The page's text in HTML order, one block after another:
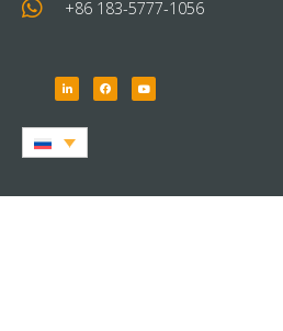
+86 183-5777-1056